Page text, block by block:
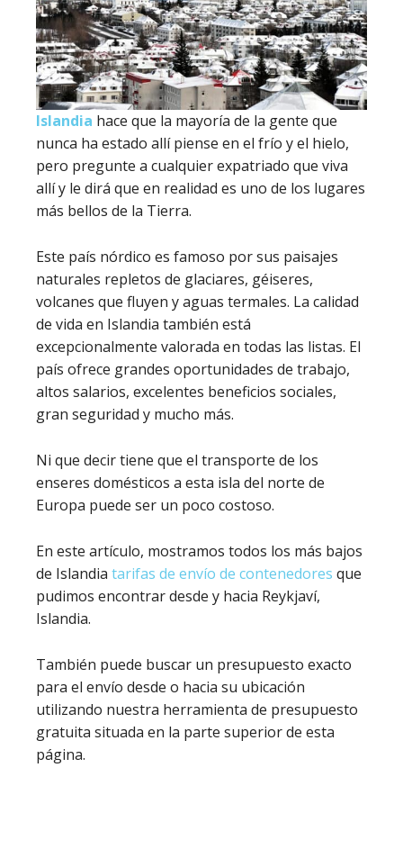
Islandia hace que la mayoría de la gente que
nunca ha estado allí piense en el frío y el hielo,
pero pregunte a cualquier expatriado que viva
allí y le dirá que en realidad es uno de los lugares
más bellos de la Tierra.
Este país nórdico es famoso por sus paisajes
naturales repletos de glaciares, géiseres,
volcanes que fluyen y aguas termales. La calidad
de vida en Islandia también está
excepcionalmente valorada en todas las listas. El
país ofrece grandes oportunidades de trabajo,
altos salarios, excelentes beneficios sociales,
gran seguridad y mucho más.
Ni que decir tiene que el transporte de los
enseres domésticos a esta isla del norte de
Europa puede ser un poco costoso.
En este artículo, mostramos todos los más bajos
de Islandia tarifas de envío de contenedores que
pudimos encontrar desde y hacia Reykjaví,
Islandia.
También puede buscar un presupuesto exacto
para el envío desde o hacia su ubicación
utilizando nuestra herramienta de presupuesto
gratuita situada en la parte superior de esta
página.